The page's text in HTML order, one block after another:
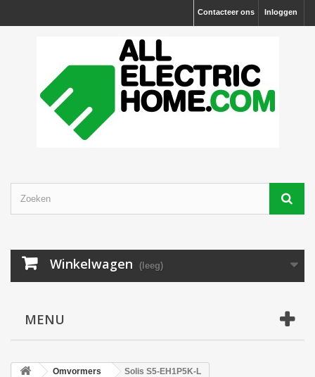
Inloggen
Contacteer ons
Winkelwagen (leeg)
MENU
Omvormers Solis S5-EH1P5K-L